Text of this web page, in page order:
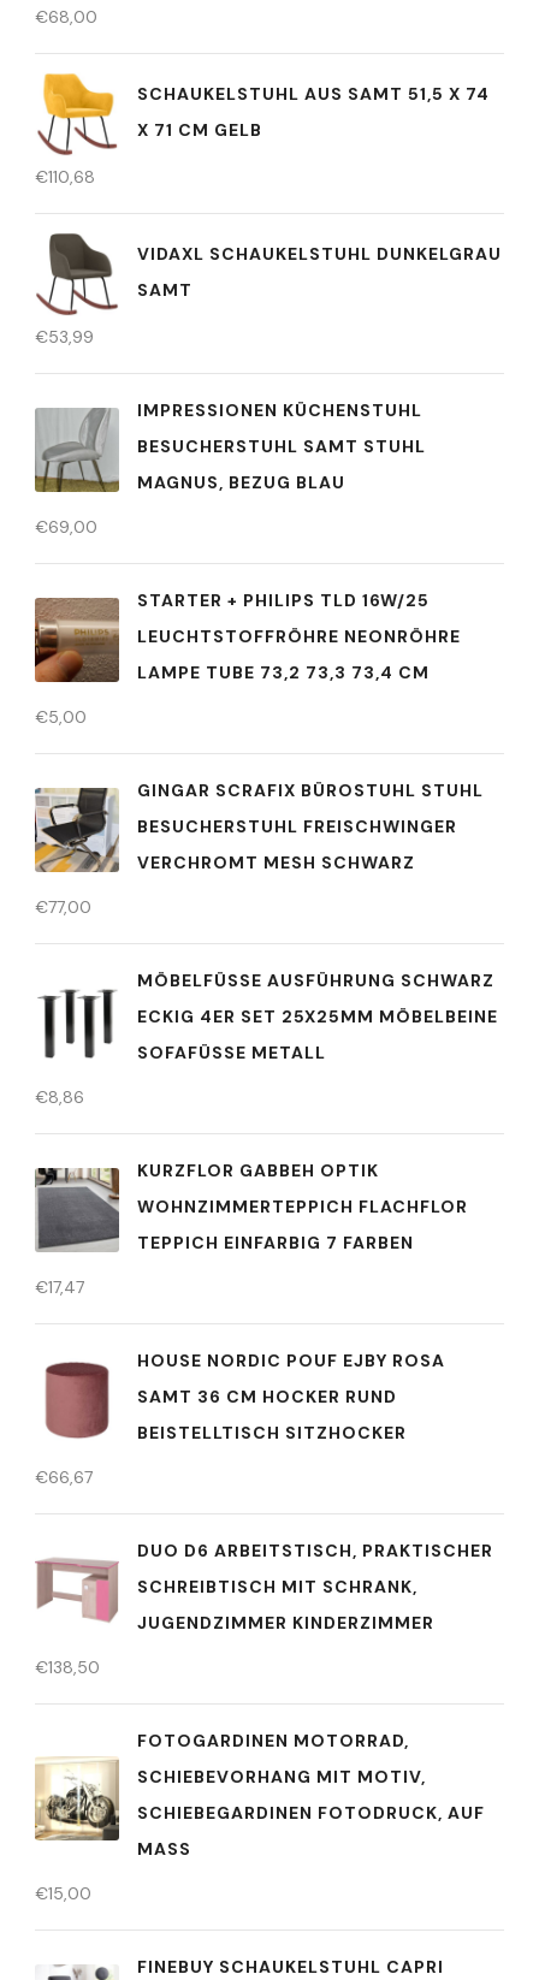
€68,00
SCHAUKELSTUHL AUS SAMT 51,5 X 74
X 71 CM GELB
€110,68
VIDAXL SCHAUKELSTUHL DUNKELGRAU
SAMT
€53,99
IMPRESSIONEN KÜCHENSTUHL
BESUCHERSTUHL SAMT STUHL
MAGNUS, BEZUG BLAU
€69,00
STARTER + PHILIPS TLD 16W/25
LEUCHTSTOFFRÖHRE NEONRÖHRE
LAMPE TUBE 73,2 73,3 73,4 CM
€5,00
GINGAR SCRAFIX BÜROSTUHL STUHL
BESUCHERSTUHL FREISCHWINGER
VERCHROMT MESH SCHWARZ
€77,00
MÖBELFÜSSE AUSFÜHRUNG SCHWARZ
ECKIG 4ER SET 25X25MM MÖBELBEINE
SOFAFÜSSE METALL
€8,86
KURZFLOR GABBEH OPTIK
WOHNZIMMERTEPPICH FLACHFLOR
TEPPICH EINFARBIG 7 FARBEN
€17,47
HOUSE NORDIC POUF EJBY ROSA
SAMT 36 CM HOCKER RUND
BEISTELLTISCH SITZHOCKER
€66,67
DUO D6 ARBEITSTISCH, PRAKTISCHER
SCHREIBTISCH MIT SCHRANK,
JUGENDZIMMER KINDERZIMMER
€138,50
FOTOGARDINEN MOTORRAD,
SCHIEBEVORHANG MIT MOTIV,
SCHIEBEGARDINEN FOTODRUCK, AUF
MASS
€15,00
FINEBUY SCHAUKELSTUHL CAPRI